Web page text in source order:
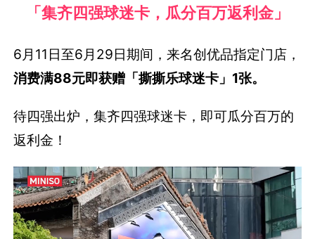
「集齐四强球迷卡，瓜分百万返利金」
6月11日至6月29日期间，来名创优品指定门店，
消费满88元即获赠「撕撕乐球迷卡」1张。
待四强出炉，集齐四强球迷卡，即可瓜分百万的
返利金！